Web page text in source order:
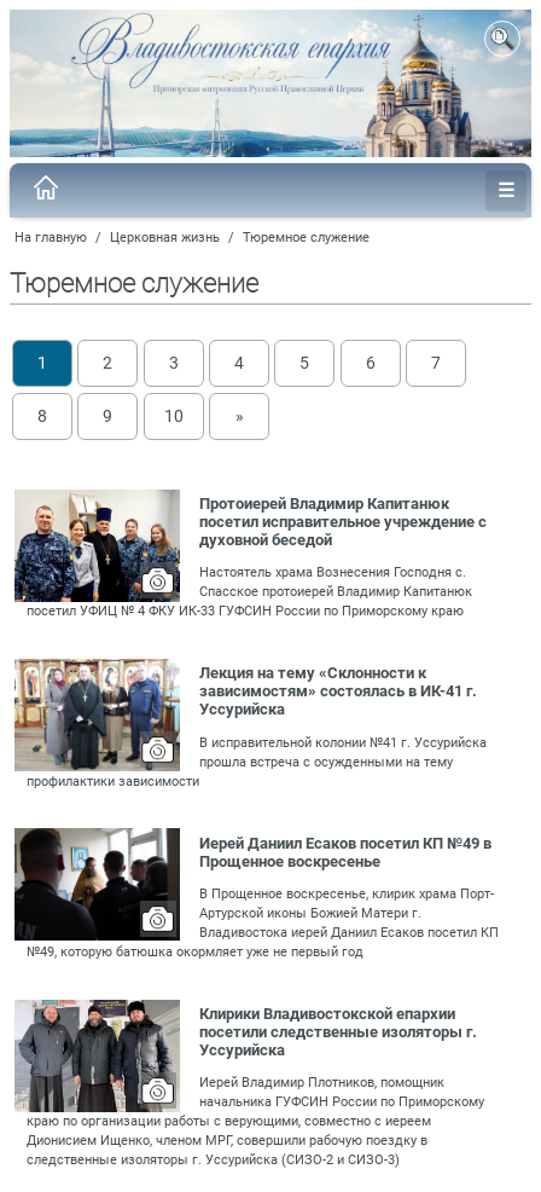
На главную / Церковная жизнь / Тюремное служение
Тюремное служение
1 2 3 4 5 6 7
8 9 10 »
Протоиерей Владимир Капитанюк
посетил исправительное учреждение с
духовной беседой
Настоятель храма Вознесения Господня с.
Спасское протоиерей Владимир Капитанюк
посетил УФИЦ № 4 ФКУ ИК-33 ГУФСИН России по Приморскому краю
Лекция на тему «Склонности к
зависимостям» состоялась в ИК-41 г.
Уссурийска
В исправительной колонии №41 г. Уссурийска
прошла встреча с осужденными на тему
профилактики зависимости
Иерей Даниил Есаков посетил КП №49 в
Прощенное воскресенье
В Прощенное воскресенье, клирик храма Порт-
Артурской иконы Божией Матери г.
Владивостока иерей Даниил Есаков посетил КП
№49, которую батюшка окормляет уже не первый год
Клирики Владивостокской епархии
посетили следственные изоляторы г.
Уссурийска
Иерей Владимир Плотников, помощник
начальника ГУФСИН России по Приморскому
краю по организации работы с верующими, совместно с иереем
Дионисием Ищенко, членом МРГ, совершили рабочую поездку в
следственные изоляторы г. Уссурийска (СИЗО-2 и СИЗО-3)